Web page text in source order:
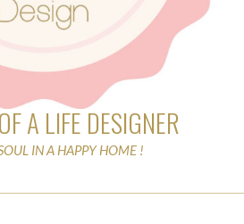
A LIFE DESIGNER
IN A HAPPY HOME !